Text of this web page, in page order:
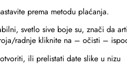
prema metodu plaćanja.
svetlo sive boje su, znači da
radnje kliknite na – očisti –
ili prelistati date slike u nizu